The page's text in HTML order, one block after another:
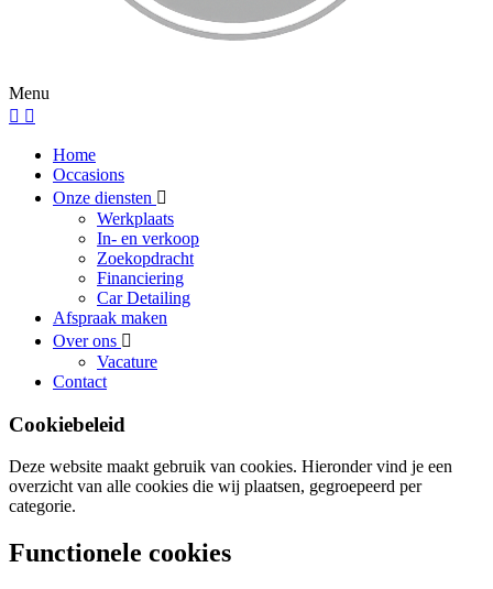
Menu
Home
Occasions
Onze diensten
Werkplaats
In- en verkoop
Zoekopdracht
Financiering
Car Detailing
Afspraak maken
Over ons
Vacature
Contact
Cookiebeleid
Deze website maakt gebruik van cookies. Hieronder vind je een
overzicht van alle cookies die wij plaatsen, gegroepeerd per
categorie.
Functionele cookies